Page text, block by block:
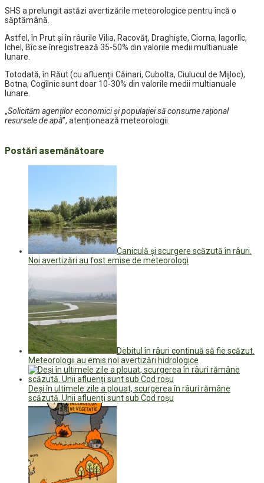
SHS a prelungit astăzi avertizările meteorologice pentru încă o
săptămână.
Astfel, în Prut și în râurile Vilia, Racovăț, Draghiște, Ciorna, Iagorlîc,
Ichel, Bîc se înregistrează 35-50% din valorile medii multianuale
lunare.
Totodată, în Răut (cu afluenții Căinari, Cubolta, Ciulucul de Mijloc),
Botna, Cogîlnic sunt doar 10-30% din valorile medii multianuale
lunare.
„Solicităm agenților economici și populației să consume rațional
resursele de apă”, atenționează meteorologii.
Postări asemănătoare
Caniculă și scurgere scăzută în râuri.
Noi avertizări au fost emise de meteorologi
Debitul în râuri continuă să fie scăzut.
Meteorologii au emis noi avertizări hidrologice
Deși în ultimele zile a plouat, scurgerea în râuri rămâne
scăzută. Unii afluenți sunt sub Cod roșu